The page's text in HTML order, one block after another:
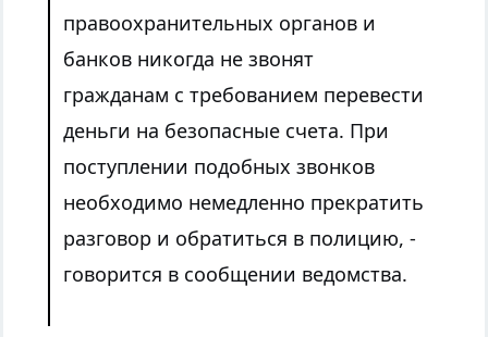
правоохранительных органов и
банков никогда не звонят
гражданам с требованием перевести
деньги на безопасные счета. При
поступлении подобных звонков
необходимо немедленно прекратить
разговор и обратиться в полицию, -
говорится в сообщении ведомства.